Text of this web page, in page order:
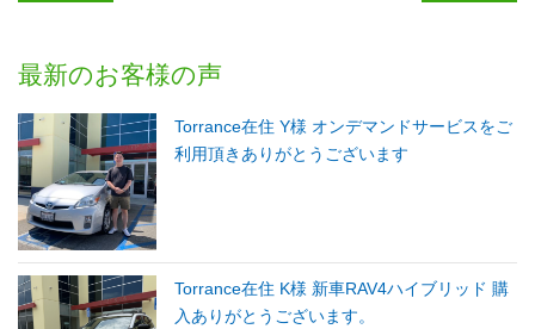
最新のお客様の声
Torrance在住 Y様 オンデマンドサービスをご
利用頂きありがとうございます
Torrance在住 K様 新車RAV4ハイブリッド 購
入ありがとうございます。